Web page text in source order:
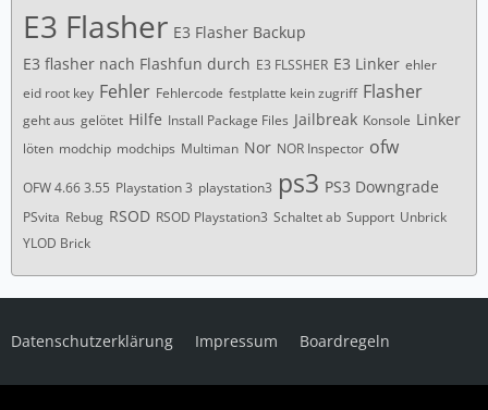
E3 Flasher E3 Flasher Backup
E3 flasher nach Flashfun durch E3 FLSSHER E3 Linker ehler
eid root key Fehler Fehlercode festplatte kein zugriff Flasher
geht aus gelötet Hilfe Install Package Files Jailbreak Konsole Linker
löten modchip modchips Multiman Nor NOR Inspector ofw
OFW 4.66 3.55 Playstation 3 playstation3 ps3 PS3 Downgrade
PSvita Rebug RSOD RSOD Playstation3 Schaltet ab Support Unbrick
YLOD Brick
Datenschutzerklärung Impressum Boardregeln